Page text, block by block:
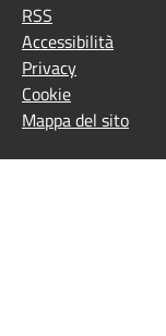
RSS
Accessibilità
Privacy
Cookie
Mappa del sito